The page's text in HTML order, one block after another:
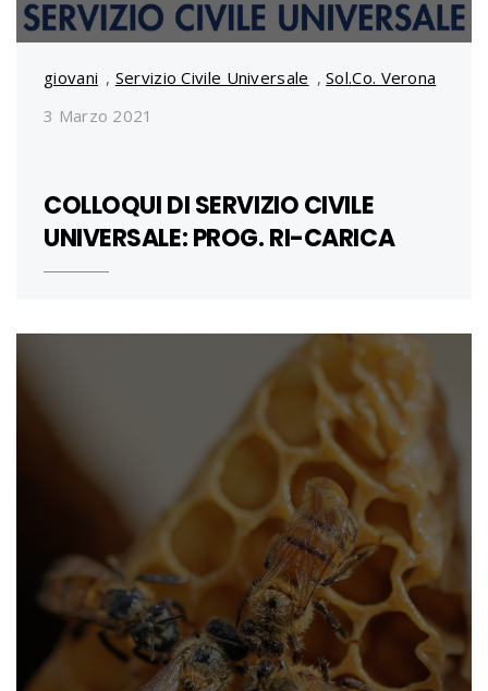
giovani , Servizio Civile Universale ,Sol.Co. Verona
3 Marzo 2021
COLLOQUI DI SERVIZIO CIVILE
UNIVERSALE: PROG. RI-CARICA